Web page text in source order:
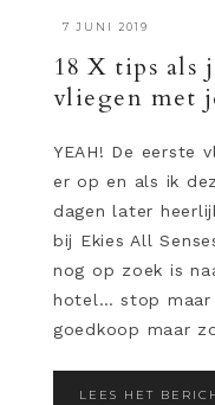
7 JUNI 2019
18 X tips als
vliegen met
YEAH! De eerste
er op en als ik
dagen later
bij Ekies All
nog op zoek is
hotel… stop
goedkoop maar
LEES HET